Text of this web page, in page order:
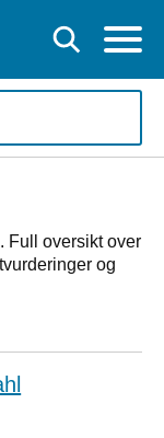
Full oversikt over
og